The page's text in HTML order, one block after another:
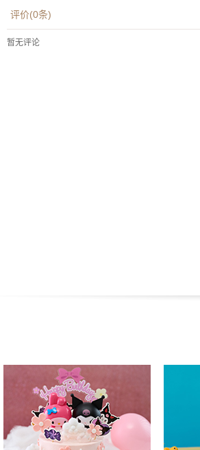
评价(0条)
暂无评论